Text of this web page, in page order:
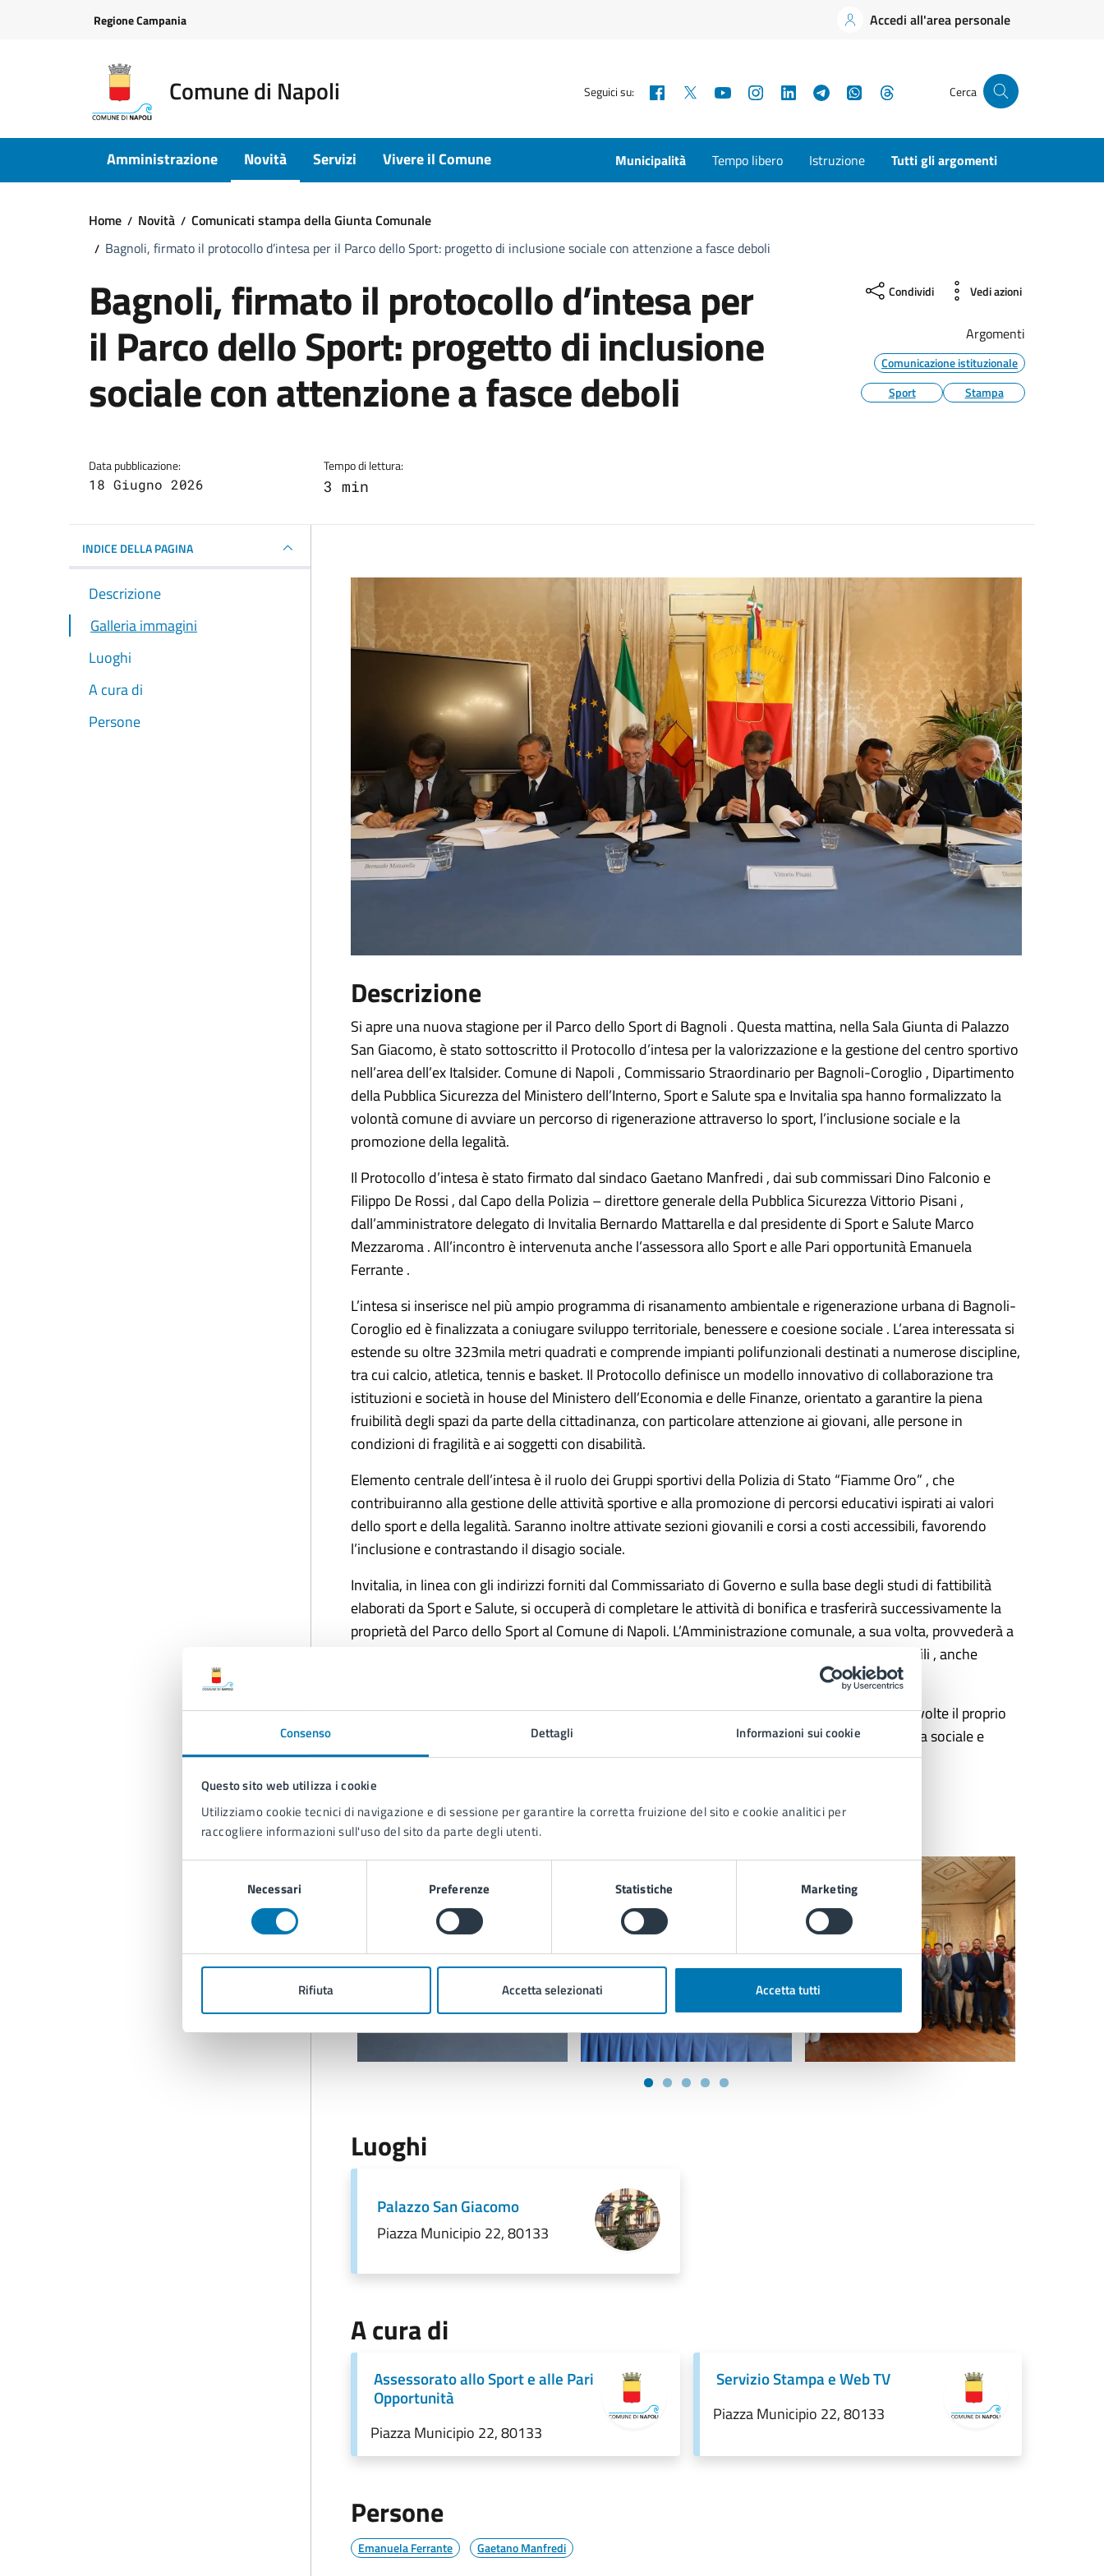
Consenso Dettagli Informazioni sui cookie
Questo sito web utilizza i cookie
Utilizziamo cookie tecnici di navigazione e di sessione per garantire la corretta fruizione del sito e cookie analitici per
raccogliere informazioni sull'uso del sito da parte degli utenti.
Necessari Preferenze Statistiche Marketing
Rifiuta Accetta selezionati Accetta tutti
Regione Campania Accedi all'area personale
Comune di Napoli Seguici su: Facebook YouTubeInstagramLinkedInTelegramWhatsApp Cerca
Amministrazione Novità Servizi Vivere il Comune Municipalità Tempo libero Istruzione Tutti gli argomenti
Home Novità
Comunicati stampa della Giunta Comunale
Bagnoli, firmato il protocollo d’intesa per il Parco dello Sport: progetto di inclusione sociale con attenzione a fasce deboli
Bagnoli, firmato il protocollo d’intesa per
il Parco dello Sport: progetto di inclusione
sociale con attenzione a fasce deboli
Data pubblicazione:
18 Giugno 2026
Tempo di lettura:
3 min
Condividi Vedi azioni
Argomenti
Comunicazione istituzionale
Sport
Stampa
INDICE DELLA PAGINA
Descrizione
Galleria immagini
Luoghi
A cura di
Persone
Descrizione
Si apre una nuova stagione per il Parco dello Sport di Bagnoli . Questa mattina, nella Sala Giunta di Palazzo
San Giacomo, è stato sottoscritto il Protocollo d’intesa per la valorizzazione e la gestione del centro sportivo
nell’area dell’ex Italsider. Comune di Napoli , Commissario Straordinario per Bagnoli-Coroglio , Dipartimento
della Pubblica Sicurezza del Ministero dell’Interno, Sport e Salute spa e Invitalia spa hanno formalizzato la
volontà comune di avviare un percorso di rigenerazione attraverso lo sport, l’inclusione sociale e la
promozione della legalità.
Il Protocollo d’intesa è stato firmato dal sindaco Gaetano Manfredi , dai sub commissari Dino Falconio e
Filippo De Rossi , dal Capo della Polizia – direttore generale della Pubblica Sicurezza Vittorio Pisani ,
dall’amministratore delegato di Invitalia Bernardo Mattarella e dal presidente di Sport e Salute Marco
Mezzaroma . All’incontro è intervenuta anche l’assessora allo Sport e alle Pari opportunità Emanuela
Ferrante .
L’intesa si inserisce nel più ampio programma di risanamento ambientale e rigenerazione urbana di Bagnoli-
Coroglio ed è finalizzata a coniugare sviluppo territoriale, benessere e coesione sociale . L’area interessata si
estende su oltre 323mila metri quadrati e comprende impianti polifunzionali destinati a numerose discipline,
tra cui calcio, atletica, tennis e basket. Il Protocollo definisce un modello innovativo di collaborazione tra
istituzioni e società in house del Ministero dell’Economia e delle Finanze, orientato a garantire la piena
fruibilità degli spazi da parte della cittadinanza, con particolare attenzione ai giovani, alle persone in
condizioni di fragilità e ai soggetti con disabilità.
Elemento centrale dell’intesa è il ruolo dei Gruppi sportivi della Polizia di Stato “Fiamme Oro” , che
contribuiranno alla gestione delle attività sportive e alla promozione di percorsi educativi ispirati ai valori
dello sport e della legalità. Saranno inoltre attivate sezioni giovanili e corsi a costi accessibili, favorendo
l’inclusione e contrastando il disagio sociale.
Invitalia, in linea con gli indirizzi forniti dal Commissariato di Governo e sulla base degli studi di fattibilità
elaborati da Sport e Salute, si occuperà di completare le attività di bonifica e trasferirà successivamente la
proprietà del Parco dello Sport al Comune di Napoli. L’Amministrazione comunale, a sua volta, provvederà a
promuovere la massima accessibilità e a sostenere la partecipazione delle fasce più vulnerabili , anche
Oltre alla predisposizione degli studi di fattibilità, Sport e Salute garantirà alle istituzioni coinvolte il proprio
supporto nell’organizzazione e nello svolgimento di manifestazioni sportive, anche di valenza sociale e
culturale, nonché nella pianificazione e nell’utilizzo degli spazi del Parco dello Sport.
Galleria immagini
Luoghi
Palazzo San Giacomo
Piazza Municipio 22, 80133
A cura di
Assessorato allo Sport e alle Pari
Opportunità
Piazza Municipio 22, 80133
Servizio Stampa e Web TV
Piazza Municipio 22, 80133
Persone
Emanuela Ferrante Gaetano Manfredi